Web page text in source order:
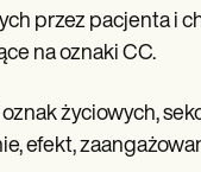
przez pacjenta i
na oznaki CC.
życiowych,
efekt,